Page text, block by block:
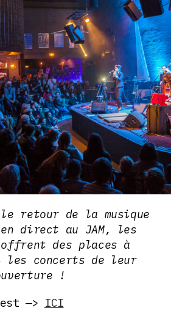
retour de la musique
direct au JAM, les
offrent des places à
les concerts de leur
!
—> ICI